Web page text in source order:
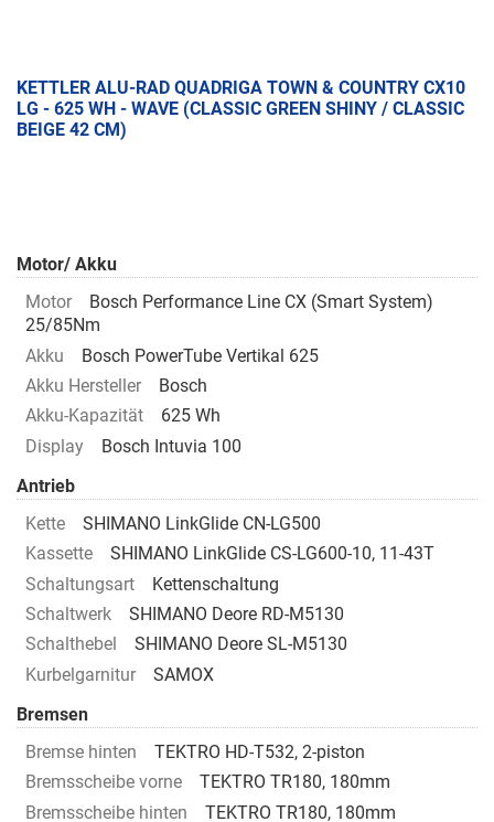
KETTLER ALU-RAD QUADRIGA TOWN & COUNTRY CX10
LG - 625 WH - WAVE (CLASSIC GREEN SHINY / CLASSIC
BEIGE 42 CM)
Motor/ Akku
Motor
Bosch Performance Line CX (Smart System)
25/85Nm
Akku
Bosch PowerTube Vertikal 625
Akku Hersteller
Bosch
Akku-Kapazität
625 Wh
Display
Bosch Intuvia 100
Antrieb
Kette
SHIMANO LinkGlide CN-LG500
Kassette
SHIMANO LinkGlide CS-LG600-10, 11-43T
Schaltungsart
Kettenschaltung
Schaltwerk
SHIMANO Deore RD-M5130
Schalthebel
SHIMANO Deore SL-M5130
Kurbelgarnitur
SAMOX
Bremsen
Bremse hinten
TEKTRO HD-T532, 2-piston
Bremsscheibe vorne
TEKTRO TR180, 180mm
Bremsscheibe hinten
TEKTRO TR180, 180mm